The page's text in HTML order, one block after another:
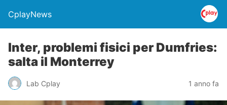
CplayNews
Inter, problemi fisici per Dumfries:
salta il Monterrey
Lab Cplay 1 anno fa